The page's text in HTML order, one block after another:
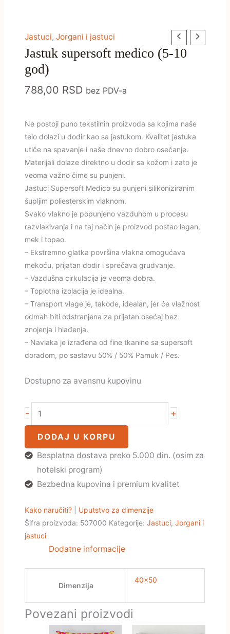
Jastuci,Jorgani i jastuci
Jastuk supersoft medico (5-10
god)
788,00 RSD bez PDV-a
Ne postoji puno tekstilnih proizvoda sa kojima naše
telo dolazi u dodir kao sa jastukom. Kvalitet jastuka
utiče na spavanje i naše dnevno dobro osećanje.
Materijali dolaze direktno u dodir sa kožom i zato je
veoma važno čime su punjeni.
Jastuci Supersoft Medico su punjeni silikoniziranim
šupljim poliesterskim vlaknom.
Svako vlakno je popunjeno vazduhom u procesu
razvlakivanja i na taj način je proizvod postao lagan,
mek i topao.
– Ekstremno glatka površina vlakna omogućava
mekoću, prijatan dodir i sprečava grudvanje.
– Vazdušna cirkulacija je veoma dobra.
– Toplotna izolacija je idealna.
– Transport vlage je, takođe, idealan, jer će vlažnost
odmah biti odstranjena za prijatan osećaj bez
znojenja i hlađenja.
– Navlaka je izrađena od fine tkanine sa supersoft
doradom, po sastavu 50% / 50% Pamuk / Pes.
Dostupno za avansnu kupovinu
-
Jastuk
supersoft
medico
10
količina
+
DODAJ U KORPU
Besplatna dostava preko 5.000 din. (osim za
hotelski program)
Bezbedna kupovina i premium kvalitet
Kako naručiti?
Uputstvo za dimenzije
Šifra proizvoda: 507000 Kategorije:Jastuci,Jorgani i
jastuci
Dodatne informacije
Dimenzija
40×50
Povezani proizvodi